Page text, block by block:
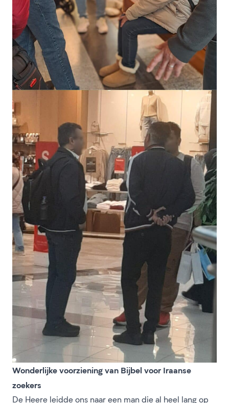
Wonderlijke voorziening van Bijbel voor Iraanse
zoekers
De Heere leidde ons naar een man die al heel lang op